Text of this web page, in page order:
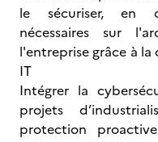
le sécuriser, en
nécessaires sur
l'entreprise grâce à
IT
Intégrer la
projets
protection